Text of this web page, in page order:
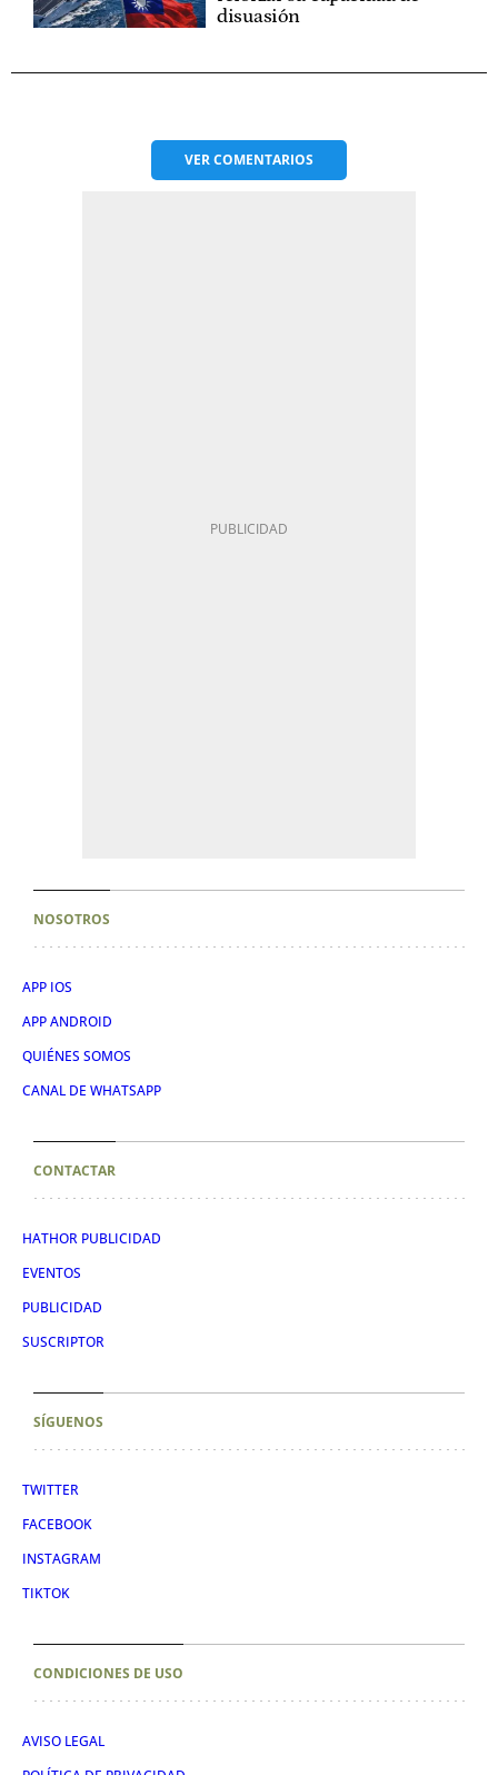
disuasión
VERCOMENTARIOS
NOSOTROS
APP IOS
APP ANDROID
QUIÉNES SOMOS
CANAL DE WHATSAPP
CONTACTAR
HATHOR PUBLICIDAD
EVENTOS
PUBLICIDAD
SUSCRIPTOR
SÍGUENOS
TWITTER
FACEBOOK
INSTAGRAM
TIKTOK
CONDICIONES DE USO
AVISO LEGAL